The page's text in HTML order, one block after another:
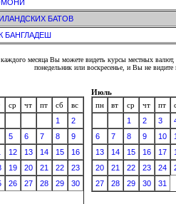
БАТОВ
БАНГЛАДЕШ
месяца Вы можете видеть курсы местных
понедельник или воскресенье, и Вы не
ср чт пт сб
вс
1
2
5 6 7 8
9
12 13 14 15
16
19 20 21 22
23
26 27 28 29
30
Июль
пн
вт ср чт пт
1
2 3
6
7 8 9 10
13
14 15 16 17
20
21 22 23 24
27
28 29 30 31